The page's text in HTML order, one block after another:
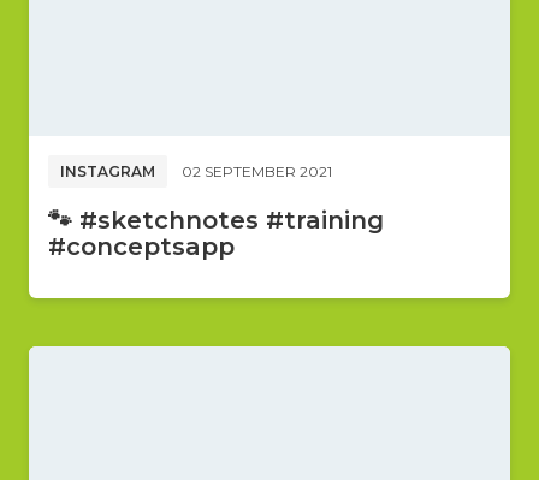
INSTAGRAM 02 SEPTEMBER 2021
🐾 #sketchnotes #training
#conceptsapp